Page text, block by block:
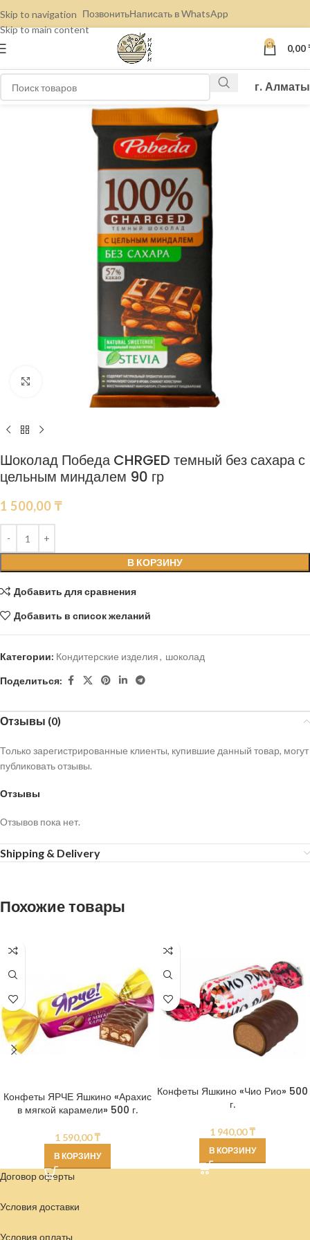
Skip to navigation
Skip to main content
ПозвонитьНаписать в WhatsApp
0 0,00
г. Алматы
Нажмите, чтобы увеличить
Шоколад Победа CHRGED темный без сахара с
цельным миндалем 90 гр
1 500,00 ₸
В КОРЗИНУ
Добавить для сравнения
Добавить в список желаний
Категории: Кондитерские изделия, шоколад
Поделиться:
Отзывы (0)
Отзывы
Отзывов пока нет.
Только зарегистрированные клиенты, купившие данный товар, могут
публиковать отзывы.
Shipping & Delivery
Похожие товары
Конфеты ЯРЧЕ Яшкино «Арахис
в мягкой карамели» 500 г.
1 590,00₸
В КОРЗИНУ
Конфеты Яшкино «Чио Рио» 500
г.
1 940,00₸
В КОРЗИНУ
Договор оферты
Условия доставки
Условия оплаты